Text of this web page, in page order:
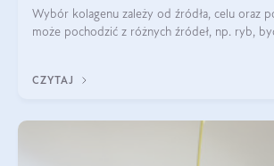
Wybór kolagenu zależy od źródła, celu oraz
może pochodzić z różnych źródeł, np. ryb,
bydlęcy.
CZYTAJ